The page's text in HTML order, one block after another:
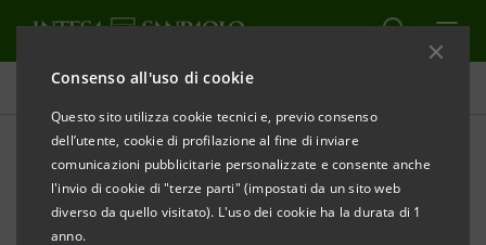
Consenso all'uso di cookie
Questo sito utilizza cookie tecnici e, previo consenso
dell’utente, cookie di profilazione al fine di inviare
comunicazioni pubblicitarie personalizzate e consente anche
l'invio di cookie di "terze parti" (impostati da un sito web
diverso da quello visitato). L'uso dei cookie ha la durata di 1
anno.
Tutte le news
Nuove tecnologie per
facilitare l’acquisto dei